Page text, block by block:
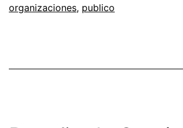
organizaciones, publico